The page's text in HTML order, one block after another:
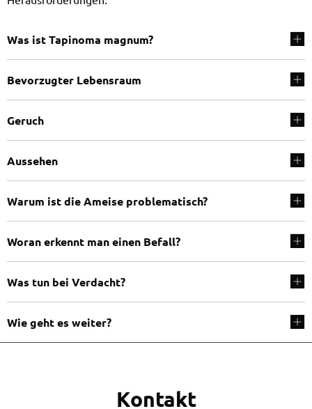
Was ist Tapinoma magnum?
Bevorzugter Lebensraum
Geruch
Aussehen
Warum ist die Ameise problematisch?
Woran erkennt man einen Befall?
Was tun bei Verdacht?
Wie geht es weiter?
Kontakt